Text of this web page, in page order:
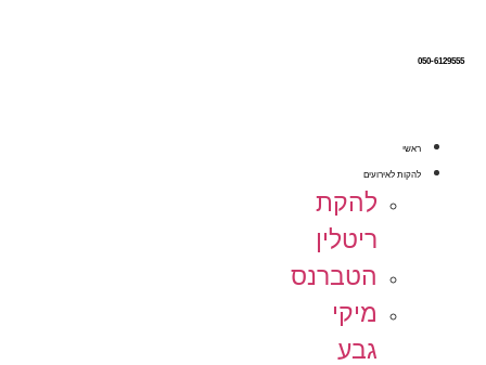
050-6129555
ראשי
להקות לאירועים
להקת
ריטלין
הטברנס
מיקי
גבע